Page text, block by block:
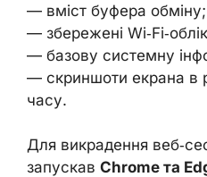
— вміст буфера обміну;
— збережені
— базову системну
— скриншоти екрана в
часу.
Для викрадення
запускав Chrome та